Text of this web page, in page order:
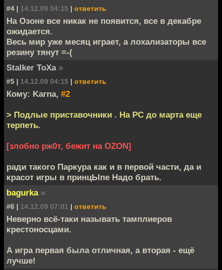
#4 | 14.12.09 04:15 | ответить
На Озоне все никак не появится, все в декабре
ожидается.
Весь мир уже месяц играет, а лохализаторы все
резину тянут =-(
Stalker ToXa »
#5 | 14.12.09 04:15 | ответить
Кому: Karna, #2
> Подлые приставочники . На PC до марта еще
терпеть.
[злобно рж0т, бежит на OZON]
ради такого Паркура как и в первой части, да и
красот игры в принцЫпе Надо брать.
bagurka »
#6 | 14.12.09 07:01 | ответить
Неверно всё-таки называть тамплиеров
крестоносцами.
А игра первая была отличная, а вторая - ещё
лучше!